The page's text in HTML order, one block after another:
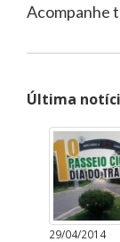
Acompanhe
Última
29/04/2014